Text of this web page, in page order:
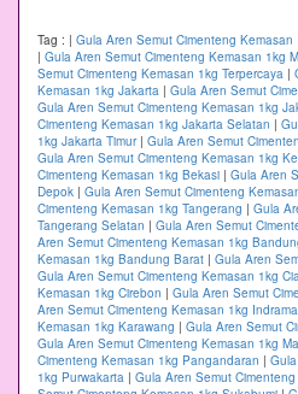
Tag : | Gula Aren Semut Cimenteng
| Gula Aren Semut Cimenteng Kemasan 1kg
Semut Cimenteng Kemasan 1kg Terpercaya |
Kemasan 1kg Jakarta | Gula Aren Semut
Gula Aren Semut Cimenteng Kemasan 1kg
Cimenteng Kemasan 1kg Jakarta Selatan |
1kg Jakarta Timur| Gula Aren Semut
Gula Aren Semut Cimenteng Kemasan 1kg
Cimenteng Kemasan 1kg Bekasi | Gula Aren
Depok | Gula Aren Semut Cimenteng
Cimenteng Kemasan 1kg Tangerang | Gula
Tangerang Selatan | Gula Aren Semut
Aren Semut Cimenteng Kemasan 1kg
Kemasan 1kg Bandung Barat | Gula Aren
Gula Aren Semut Cimenteng Kemasan 1kg
Kemasan 1kg Cirebon | Gula Aren Semut
Aren Semut Cimenteng Kemasan 1kg
Kemasan 1kg Karawang | Gula Aren Semut
Gula Aren Semut Cimenteng Kemasan 1kg
Cimenteng Kemasan 1kg Pangandaran |
1kg Purwakarta | Gula Aren Semut